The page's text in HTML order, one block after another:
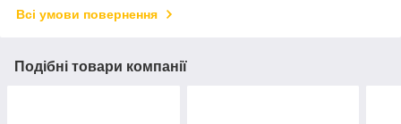
Всі умови повернення
Подібні товари компанії